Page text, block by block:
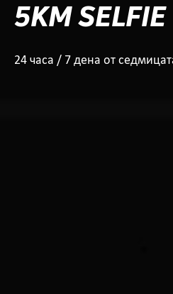
5KM SELFIE
24 часа / 7 дена от